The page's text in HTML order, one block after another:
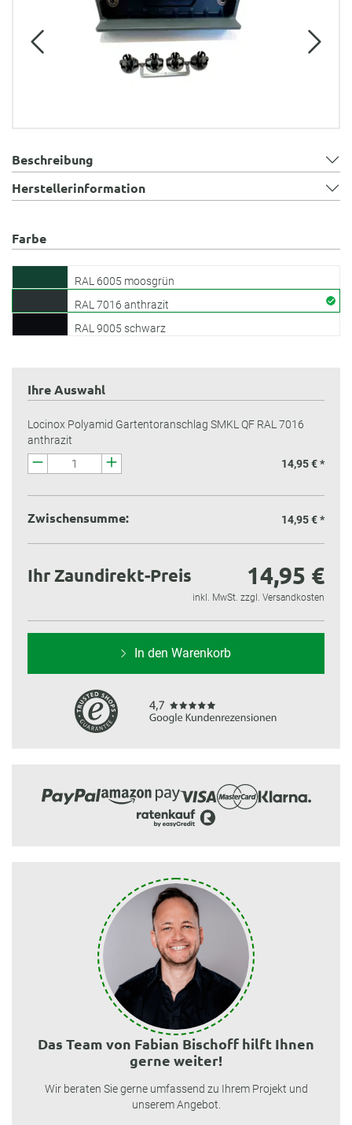
Beschreibung
Herstellerinformation
Farbe
RAL 6005 moosgrün
RAL 7016 anthrazit
RAL 9005 schwarz
Ihre Auswahl
Locinox Polyamid Gartentoranschlag SMKL QF RAL 7016
anthrazit
14,95 € *
Zwischensumme: 14,95 €*
Ihr Zaundirekt-Preis 14,95 €
inkl. MwSt. zzgl. Versandkosten
In den Warenkorb
Das Team von Fabian Bischoff hilft Ihnen
gerne weiter!
Wir beraten Sie gerne umfassend zu Ihrem Projekt und
unserem Angebot.